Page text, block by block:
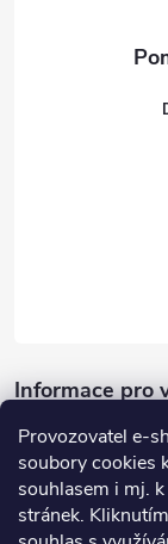
Provozovatel e-
soubory cookies
souhlasem i mj.
stránek.
Informace pro
Dotazník
Co